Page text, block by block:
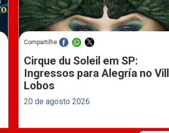
Compartilhe
Cirque du Soleil em SP:
Ingressos para Alegría no
Lobos
20 de agosto 2026